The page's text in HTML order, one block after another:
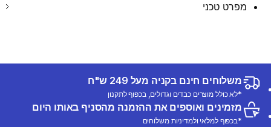
מפרט טכני
משלוחים חינם בקניה מעל 249 ש"ח
*לא כולל מוצרים כבדים וגדולים, בכפוף לתקנון
מזמינים ואוספים את ההזמנה מהסניף באותו היום
*בכפוף למלאי ולמדיניות משלוחים